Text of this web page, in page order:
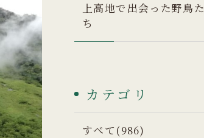
上高地で出会った野鳥た
ち
カテゴリ
すべて(986)